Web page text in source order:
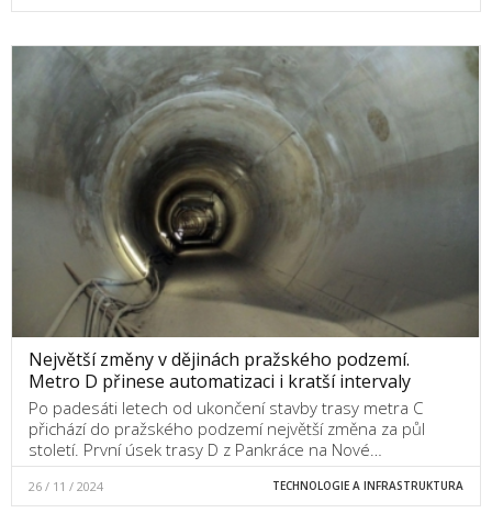
Největší změny v dějinách pražského podzemí.
Metro D přinese automatizaci i kratší intervaly
Po padesáti letech od ukončení stavby trasy metra C
přichází do pražského podzemí největší změna za půl
století. První úsek trasy D z Pankráce na Nové…
26 / 11 / 2024 TECHNOLOGIE A INFRASTRUKTURA